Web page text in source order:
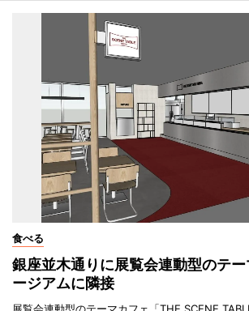
食べる
銀座並木通りに展覧会連動型のテ
ージアムに隣接